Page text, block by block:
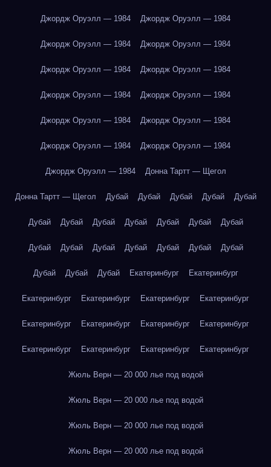
Джордж Оруэлл — 1984 Джордж Оруэлл — 1984
Джордж Оруэлл — 1984 Джордж Оруэлл — 1984
Джордж Оруэлл — 1984 Джордж Оруэлл — 1984
Джордж Оруэлл — 1984 Джордж Оруэлл — 1984
Джордж Оруэлл — 1984 Джордж Оруэлл — 1984
Джордж Оруэлл — 1984 Джордж Оруэлл — 1984
Джордж Оруэлл — 1984 Донна Тартт — Щегол
Донна Тартт — Щегол Дубай Дубай Дубай Дубай Дубай
Дубай Дубай Дубай Дубай Дубай Дубай Дубай
Дубай Дубай Дубай Дубай Дубай Дубай Дубай
Дубай Дубай Дубай Екатеринбург Екатеринбург
Екатеринбург Екатеринбург Екатеринбург Екатеринбург
Екатеринбург Екатеринбург Екатеринбург Екатеринбург
Екатеринбург Екатеринбург Екатеринбург Екатеринбург
Жюль Верн — 20 000 лье под водой
Жюль Верн — 20 000 лье под водой
Жюль Верн — 20 000 лье под водой
Жюль Верн — 20 000 лье под водой